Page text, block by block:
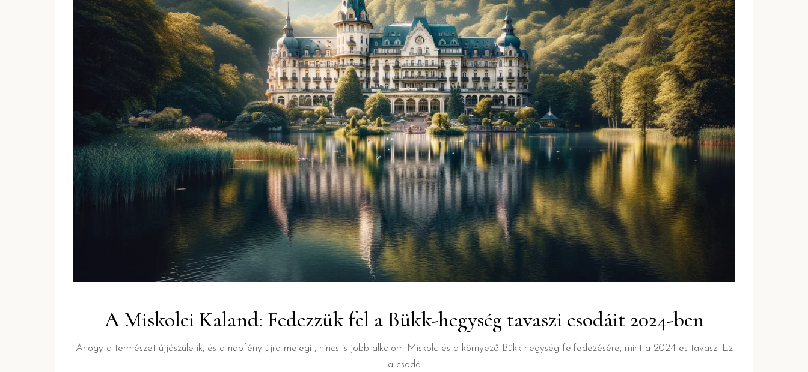
A Miskolci Kaland: Fedezzük fel a Bükk-hegység tavaszi csodáit 2024-ben
Ahogy a természet újjászületik, és a napfény újra melegít, nincs is jobb alkalom Miskolc és a környező Bükk-hegység felfedezésére, mint a 2024-es tavasz. Ez
a csodá